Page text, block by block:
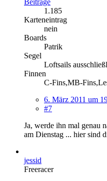
1.185
Karteneintrag
nein
Boards
Patrik
Segel
Loftsails
Finnen
C-Fins,MB-
6. März 2011 um
#7
Ja, werde ihn mal genau
am Dienstag ... hier sind
jessid
Freeracer